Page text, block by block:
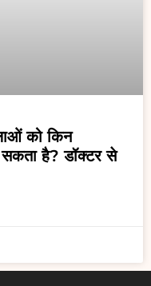
को किन
सकता है? डॉक्टर से